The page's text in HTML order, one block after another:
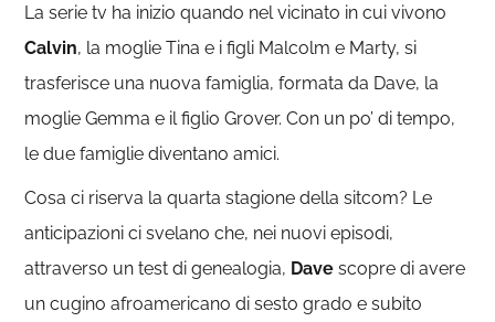
La serie tv ha inizio quando nel vicinato in cui vivono
Calvin, la moglie Tina e i figli Malcolm e Marty, si
trasferisce una nuova famiglia, formata da Dave, la
moglie Gemma e il figlio Grover. Con un po’ di tempo,
le due famiglie diventano amici.
Cosa ci riserva la quarta stagione della sitcom? Le
anticipazioni ci svelano che, nei nuovi episodi,
attraverso un test di genealogia, Dave scopre di avere
un cugino afroamericano di sesto grado e subito